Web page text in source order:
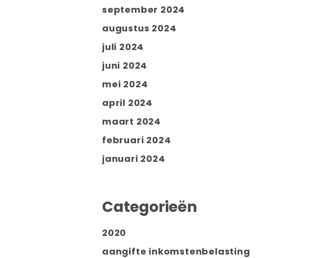
september 2024
augustus 2024
juli 2024
juni 2024
mei 2024
april 2024
maart 2024
februari 2024
januari 2024
Categorieën
2020
aangifte inkomstenbelasting